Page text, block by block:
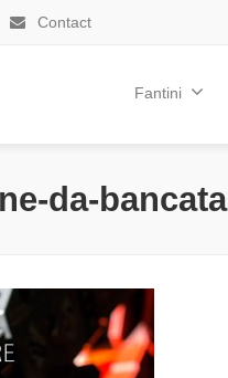
Contact
Fantini
da-bancata